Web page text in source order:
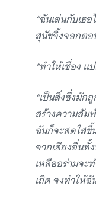
“ฉันเล่นกับเธ
สุนัขจิ้งจอกต
“ทำให้เชื่อง แ
“เป็นสิ่งซึ่งมัก
สร้างความสัม
ฉันก็จะสดใสขึ้
จากเสียงอื่นทั้
เหลืออร่ามจะ
เถิด จงทำให้ฉั